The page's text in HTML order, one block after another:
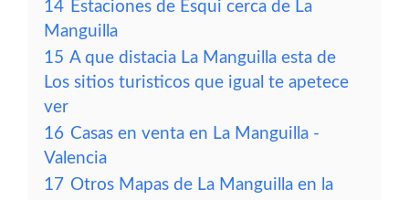
14 Estaciones de Esqui cerca de La
Manguilla
15 A que distacia La Manguilla esta de
Los sitios turisticos que igual te apetece
ver
16 Casas en venta en La Manguilla -
Valencia
17 Otros Mapas de La Manguilla en la